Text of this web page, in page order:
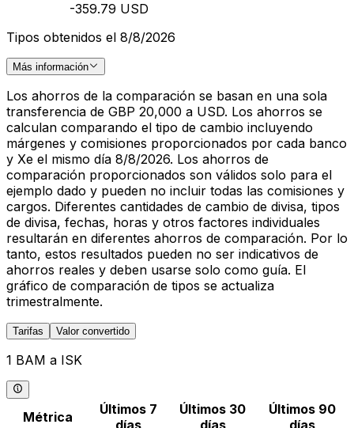
-359.79 USD
Tipos obtenidos el 8/8/2026
Más información
Los ahorros de la comparación se basan en una sola
transferencia de GBP 20,000 a USD. Los ahorros se
calculan comparando el tipo de cambio incluyendo
márgenes y comisiones proporcionados por cada banco
y Xe el mismo día 8/8/2026. Los ahorros de
comparación proporcionados son válidos solo para el
ejemplo dado y pueden no incluir todas las comisiones y
cargos. Diferentes cantidades de cambio de divisa, tipos
de divisa, fechas, horas y otros factores individuales
resultarán en diferentes ahorros de comparación. Por lo
tanto, estos resultados pueden no ser indicativos de
ahorros reales y deben usarse solo como guía. El
gráfico de comparación de tipos se actualiza
trimestralmente.
Tarifas Valor convertido
1 BAM a ISK
Métrica
Últimos 7
días
Últimos 30
días
Últimos 90
días